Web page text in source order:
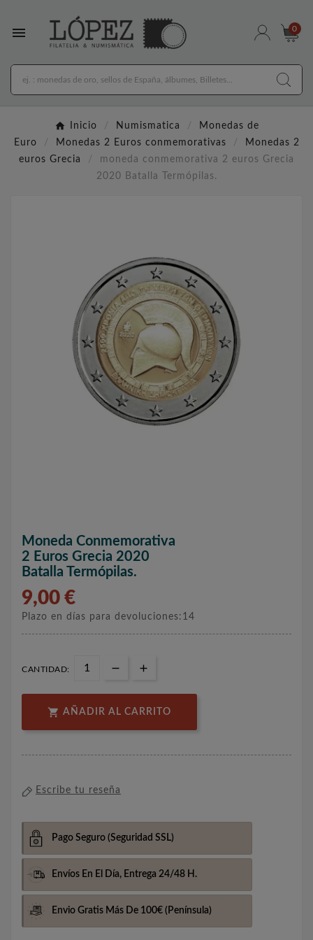
 0
Inicio Numismatica
Monedas de
Euro
Monedas 2 Euros conmemorativas
Monedas 2
euros Grecia
moneda conmemorativa 2 euros Grecia
2020 Batalla Termópilas.
Moneda Conmemorativa
2 Euros Grecia 2020
Batalla Termópilas.
9,00 €
Plazo en días para devoluciones:14
CANTIDAD:
 AÑADIR AL CARRITO
Escribe tu reseña
Pago Seguro (Seguridad SSL)
Envíos En El Día, Entrega 24/48 H.
Envio Gratis Más De 100€ (Península)